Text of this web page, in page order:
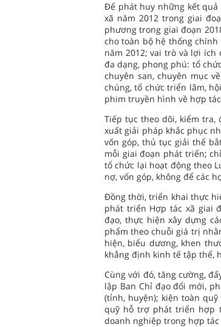
Để phát huy những kết
xã năm 2012 trong giai
phương trong giai đoạn
cho toàn bộ hệ thống
năm 2012; vai trò và lợi
đa dạng, phong phú: tổ
chuyên san, chuyên mục
chúng, tổ chức triển lãm,
phim truyền hình về hợp
Tiếp tục theo dõi, kiểm tra,
xuất giải pháp khắc phục
vốn góp, thủ tục giải thể
mỗi giai đoạn phát triển;
tổ chức lại hoạt động theo
nợ, vốn góp, không để các
Đồng thời, triển khai thực
phát triển Hợp tác xã giai
đạo, thực hiện xây dựng
phẩm theo chuỗi giá trị
hiện, biểu dương, khen
khẳng định kinh tế tập thể,
Cùng với đó, tăng cường,
lập Ban Chỉ đạo đổi mới,
(tỉnh, huyện); kiện toàn
quỹ hỗ trợ phát triển hợp
doanh nghiệp trong hợp